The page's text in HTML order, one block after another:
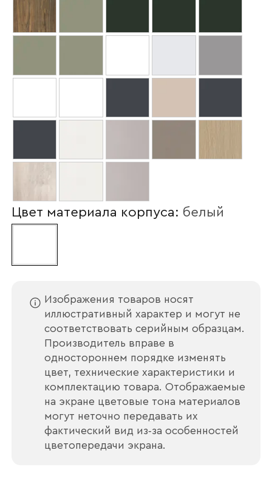
Цвет материала корпуса: белый
Изображения товаров носят
иллюстративный характер и могут не
соответствовать серийным образцам.
Производитель вправе в
одностороннем порядке изменять
цвет, технические характеристики и
комплектацию товара. Отображаемые
на экране цветовые тона материалов
могут неточно передавать их
фактический вид из‑за особенностей
цветопередачи экрана.
Ваш email
Номер телефона
Прикрепите логотип
компании